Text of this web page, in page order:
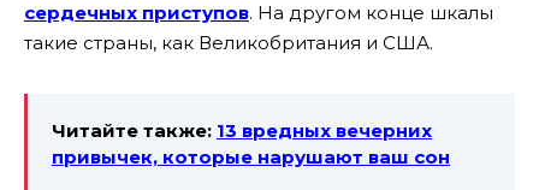
сердечных приступов. На другом конце шкалы
такие страны, как Великобритания и США.
Читайте также: 13 вредных вечерних
привычек, которые нарушают ваш сон